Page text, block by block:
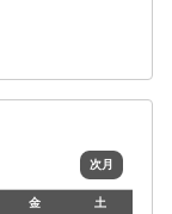
次月
金
土